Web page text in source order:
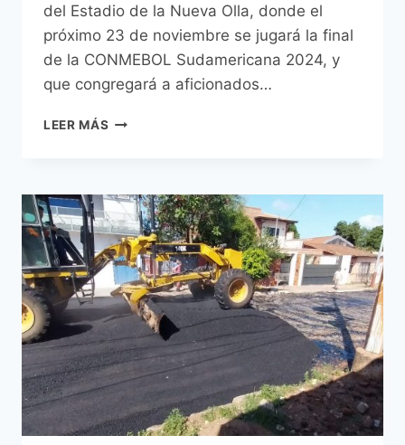
del Estadio de la Nueva Olla, donde el
próximo 23 de noviembre se jugará la final
de la CONMEBOL Sudamericana 2024, y
que congregará a aficionados…
LEER MÁS MUNICIPALIDAD
EN
CALLES
CON
EL
FIN
DE
MEJORAR
LA
INFRAESTRUCTURA
VIAL
PARA
EL
EVENTO